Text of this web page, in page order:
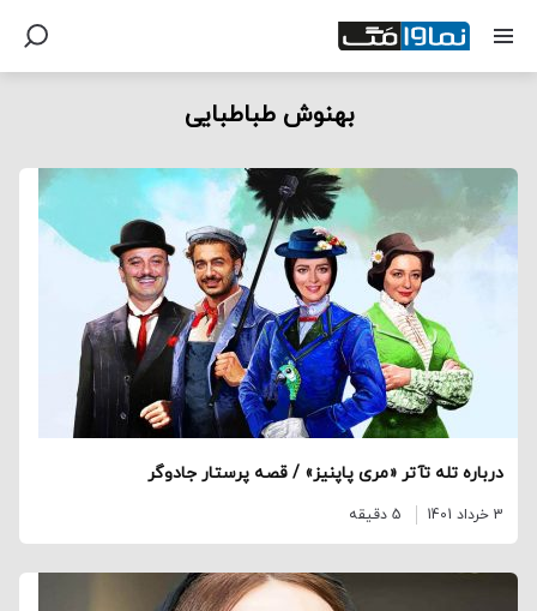
بهنوش طباطبایی
درباره تله تآتر «مری پاپنیز» / قصه پرستار جادوگر
3 خرداد 1401 5 دقیقه